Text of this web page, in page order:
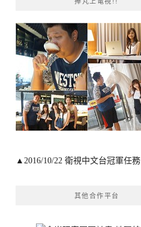
▲2016/10/22 衛視中文台冠軍任務
其他合作平台